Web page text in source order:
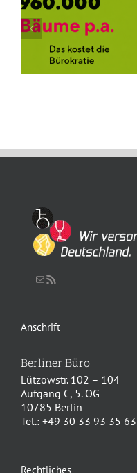
Schreiben Sie uns eine Nachricht
Anschrift
Berliner Büro
Lützowstr. 102 – 104
Aufgang C, 5. OG
10785 Berlin
Tel.: +49 30 33 93 35 63
Rechtliches